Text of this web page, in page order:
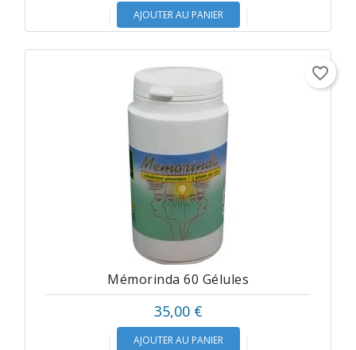
AJOUTER AU PANIER
Mémorinda 60 Gélules
35,00 €
AJOUTER AU PANIER
favorite_border